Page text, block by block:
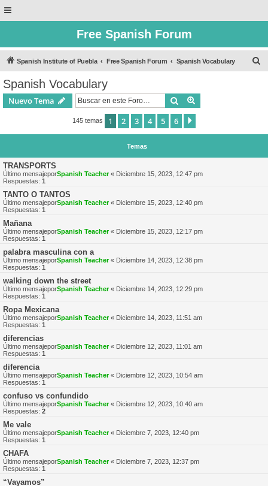
Free Spanish Forum
Spanish Institute of Puebla Free Spanish Forum Spanish Vocabulary
Spanish Vocabulary
Nuevo Tema Buscar
145 temas 1 2 3 4 5 6
Temas
TRANSPORTS
Último mensajeporSpanish Teacher« Diciembre 15, 2023, 12:47 pm
Respuestas: 1
TANTO O TANTOS
Último mensajeporSpanish Teacher« Diciembre 15, 2023, 12:40 pm
Respuestas: 1
Mañana
Último mensajeporSpanish Teacher« Diciembre 15, 2023, 12:17 pm
Respuestas: 1
palabra masculina con a
Último mensajeporSpanish Teacher« Diciembre 14, 2023, 12:38 pm
Respuestas: 1
walking down the street
Último mensajeporSpanish Teacher« Diciembre 14, 2023, 12:29 pm
Respuestas: 1
Ropa Mexicana
Último mensajeporSpanish Teacher« Diciembre 14, 2023, 11:51 am
Respuestas: 1
diferencias
Último mensajeporSpanish Teacher« Diciembre 12, 2023, 11:01 am
Respuestas: 1
diferencia
Último mensajeporSpanish Teacher« Diciembre 12, 2023, 10:54 am
Respuestas: 1
confuso vs confundido
Último mensajeporSpanish Teacher« Diciembre 12, 2023, 10:40 am
Respuestas: 2
Me vale
Último mensajeporSpanish Teacher« Diciembre 7, 2023, 12:40 pm
Respuestas: 1
CHAFA
Último mensajeporSpanish Teacher« Diciembre 7, 2023, 12:37 pm
Respuestas: 1
“Vayamos”